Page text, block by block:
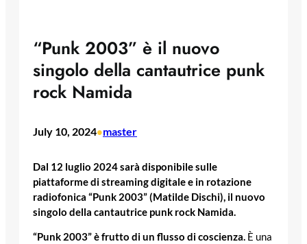
“Punk 2003” è il nuovo
singolo della cantautrice punk
rock Namida
July 10, 2024•master
Dal 12 luglio 2024 sarà disponibile sulle
piattaforme di streaming digitale e in rotazione
radiofonica “Punk 2003” (Matilde Dischi), il nuovo
singolo della cantautrice punk rock Namida.
“Punk 2003” è frutto di un flusso di coscienza. È una